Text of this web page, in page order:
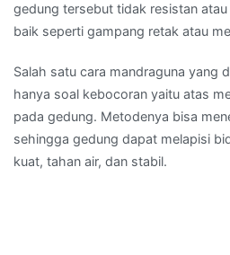
gedung tersebut tidak resistan
baik seperti gampang retak atau
Salah satu cara mandraguna yang
hanya soal kebocoran yaitu atas
pada gedung. Metodenya bisa
sehingga gedung dapat melapisi
kuat, tahan air, dan stabil.